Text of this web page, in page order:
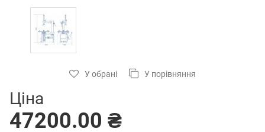
У обрані У порівняння
Ціна
47200.00 ₴